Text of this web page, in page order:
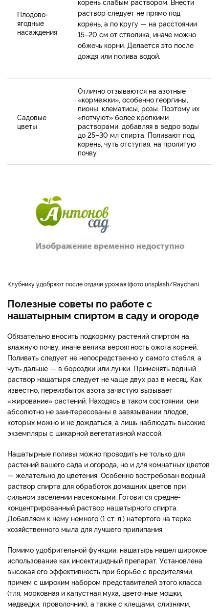
Плодово-
ягодные
насаждения
раствор следует не прямо под
корень, а по кругу — на расстоянии
15–20 см от стволика, иначе можно
обжечь корни. Делается это после
дождя или полива водой.
Садовые
цветы
Отлично отзываются на азотные
«кормежки», особенно георгины,
пионы, клематисы, розы. Поэтому их
«потчуют» более крепкими
растворами, добавляя в ведро воды
до 25–30 мл спирта. Поливают под
корень, чуть отступая, на пролитую
почву.
Клубнику удобряют после отдачи урожая (фото unsplash/Raychan)
Полезные советы по работе с
нашатырным спиртом в саду и огороде
Обязательно вносить подкормку растений спиртом на
влажную почву, иначе велика вероятность ожога корней.
Поливать следует не непосредственно у самого стебля, а
чуть дальше — в бороздки или лунки. Применять водный
раствор нашатыря следует не чаще двух раз в месяц. Как
известно, переизбыток азота зачастую вызывает
«жирование» растений. Находясь в таком состоянии, они
абсолютно не заинтересованы в завязывании плодов,
которых можно и не дождаться, а лишь наблюдать высокие
экземпляры с шикарной вегетативной массой.
Нашатырные поливы можно проводить не только для
растений вашего сада и огорода, но и для комнатных цветов
— желательно до цветения. Особенно востребован водный
раствор спирта для обработок домашних цветов при
сильном заселении насекомыми. Готовится средне-
концентрированный раствор нашатырного спирта.
Добавляем к нему немного (1 ст. л.) натертого на терке
хозяйственного мыла для лучшего прилипания.
Помимо удобрительной функции, нашатырь нашел широкое
использование как инсектицидный препарат. Установлена
высокая его эффективность при борьбе с вредителями,
причем с широким набором представителей этого класса
(тля, морковная и капустная муха, цветочные мошки,
медведки, проволочник), а также с клещами, слизнями,